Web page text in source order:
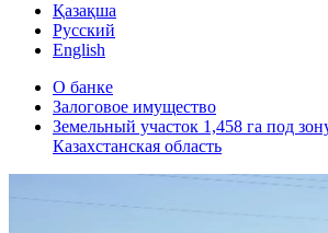
Қазақша
Русский
English
О банке
Залоговое имущество
Земельный участок 1,458 га под
Казахстанская область